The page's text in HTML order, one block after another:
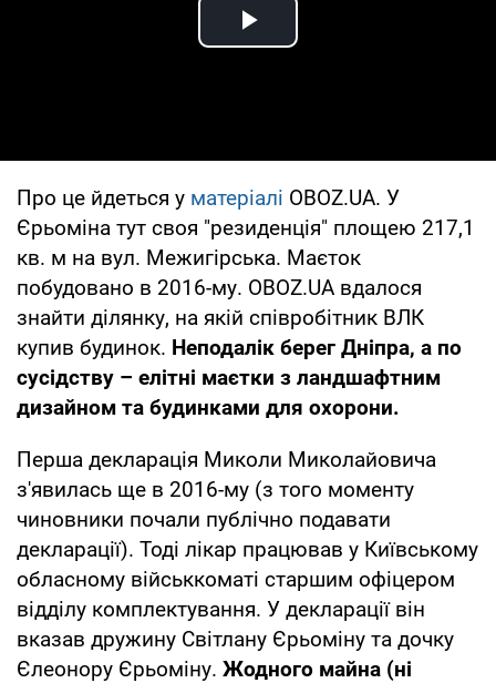
Play Video
Про це йдеться у матеріалі OBOZ.UA. У
Єрьоміна тут своя "резиденція" площею 217,1
кв. м на вул. Межигірська. Маєток
побудовано в 2016-му. OBOZ.UA вдалося
знайти ділянку, на якій співробітник ВЛК
купив будинок. Неподалік берег Дніпра, а по
сусідству – елітні маєтки з ландшафтним
дизайном та будинками для охорони.
Перша декларація Миколи Миколайовича
з'явилась ще в 2016-му (з того моменту
чиновники почали публічно подавати
декларації). Тоді лікар працював у Київському
обласному військкоматі старшим офіцером
відділу комплектування. У декларації він
вказав дружину Світлану Єрьоміну та дочку
Єлеонору Єрьоміну. Жодного майна (ні